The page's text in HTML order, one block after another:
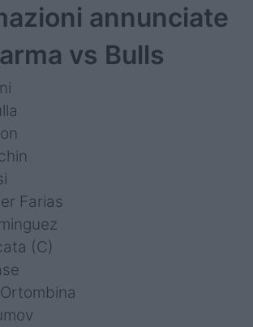
annunciate
vs Bulls
Farias
(C)